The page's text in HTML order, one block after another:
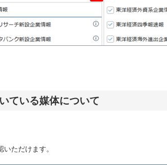
ている媒体について
ただけます。